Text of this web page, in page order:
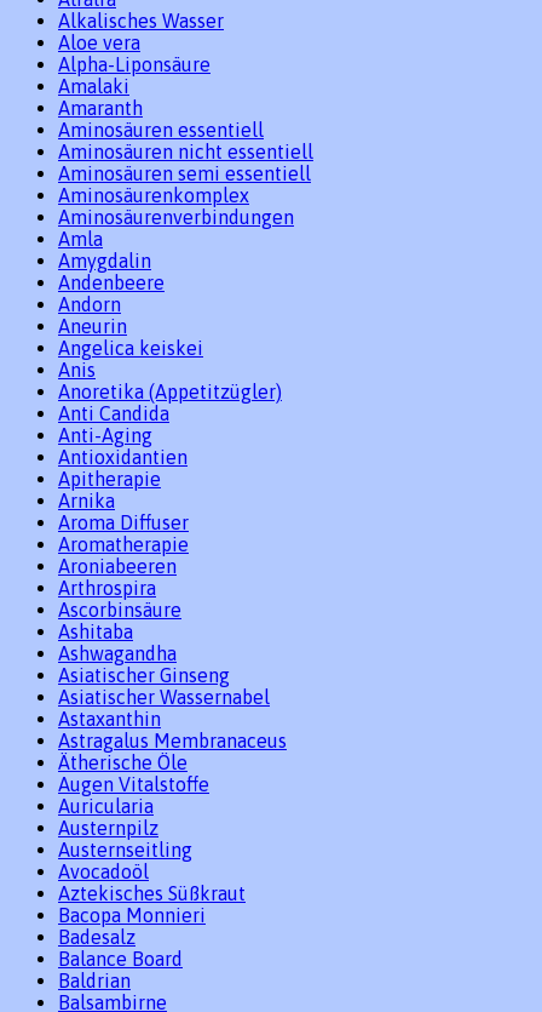
Alkalisches Wasser
Aloe vera
Alpha-Liponsäure
Amalaki
Amaranth
Aminosäuren essentiell
Aminosäuren nicht essentiell
Aminosäuren semi essentiell
Aminosäurenkomplex
Aminosäurenverbindungen
Amla
Amygdalin
Andenbeere
Andorn
Aneurin
Angelica keiskei
Anis
Anoretika (Appetitzügler)
Anti Candida
Anti-Aging
Antioxidantien
Apitherapie
Arnika
Aroma Diffuser
Aromatherapie
Aroniabeeren
Arthrospira
Ascorbinsäure
Ashitaba
Ashwagandha
Asiatischer Ginseng
Asiatischer Wassernabel
Astaxanthin
Astragalus Membranaceus
Ätherische Öle
Augen Vitalstoffe
Auricularia
Austernpilz
Austernseitling
Avocadoöl
Aztekisches Süßkraut
Bacopa Monnieri
Badesalz
Balance Board
Baldrian
Balsambirne